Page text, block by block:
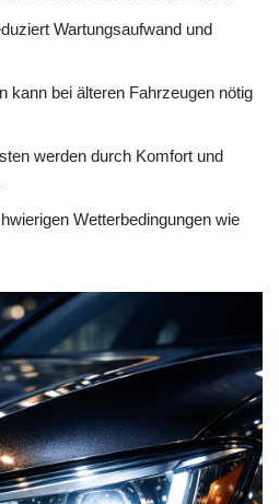
Wartungsaufwand und
kann bei älteren Fahrzeugen nötig
werden durch Komfort und
Wetterbedingungen wie